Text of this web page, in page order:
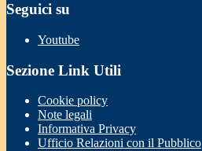
Seguici su
Youtube
Sezione Link Utili
Cookie policy
Note legali
Informativa Privacy
Ufficio Relazioni con il Pubblico